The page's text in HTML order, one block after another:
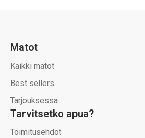
Matot
Kaikki matot
Best sellers
Tarjouksessa
Tarvitsetko apua?
Toimitusehdot